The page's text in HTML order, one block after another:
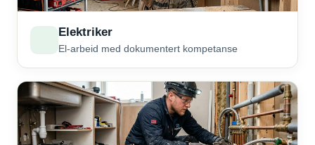
Elektriker
El-arbeid med dokumentert kompetanse